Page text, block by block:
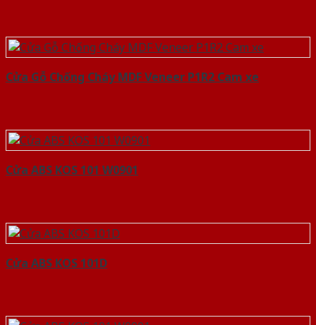
Cửa Gỗ Chống Cháy MDF Veneer P1R2 Cam xe
Cửa ABS KOS 101 W0901
Cửa ABS KOS 101D